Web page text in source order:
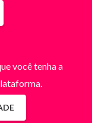
você tenha a